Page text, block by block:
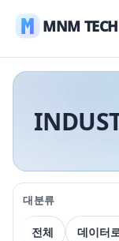
MNM TECH
대분류
전체 데이터